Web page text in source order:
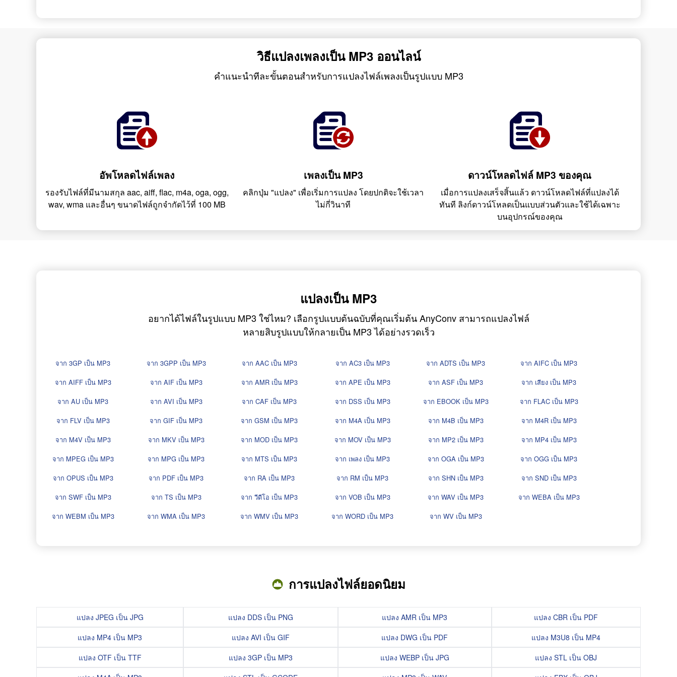
วิธีแปลงเพลงเป็น MP3 ออนไลน์
คำแนะนำทีละขั้นตอนสำหรับการแปลงไฟล์เพลงเป็นรูปแบบ MP3
อัพโหลดไฟล์เพลง
รองรับไฟล์ที่มีนามสกุล aac, aiff, flac, m4a, oga, ogg,
wav, wma และอื่นๆ ขนาดไฟล์ถูกจำกัดไว้ที่ 100 MB
เพลงเป็น MP3
คลิกปุ่ม "แปลง" เพื่อเริ่มการแปลง โดยปกติจะใช้เวลา
ไม่กี่วินาที
ดาวน์โหลดไฟล์ MP3 ของคุณ
เมื่อการแปลงเสร็จสิ้นแล้ว ดาวน์โหลดไฟล์ที่แปลงได้
ทันที ลิงก์ดาวน์โหลดเป็นแบบส่วนตัวและใช้ได้เฉพาะ
บนอุปกรณ์ของคุณ
แปลงเป็น MP3
อยากได้ไฟล์ในรูปแบบ MP3 ใช่ไหม? เลือกรูปแบบต้นฉบับที่คุณเริ่มต้น AnyConv สามารถแปลงไฟล์
หลายสิบรูปแบบให้กลายเป็น MP3 ได้อย่างรวดเร็ว
จาก 3GP เป็น MP3 จาก 3GPP เป็น MP3 จาก AAC เป็น MP3 จาก AC3 เป็น MP3 จาก ADTS เป็น MP3
จาก AIFC เป็น MP3
จาก AIFF เป็น MP3
จาก AIF เป็น MP3 จาก AMR เป็น MP3 จาก APE เป็น MP3 จาก ASF เป็น MP3
จาก เสียง เป็น MP3
จาก AU เป็น MP3
จาก AVI เป็น MP3 จาก CAF เป็น MP3 จาก DSS เป็น MP3 จาก EBOOK เป็น MP3
จาก FLAC เป็น MP3
จาก FLV เป็น MP3
จาก GIF เป็น MP3 จาก GSM เป็น MP3 จาก M4A เป็น MP3 จาก M4B เป็น MP3
จาก M4R เป็น MP3
จาก M4V เป็น MP3
จาก MKV เป็น MP3 จาก MOD เป็น MP3 จาก MOV เป็น MP3 จาก MP2 เป็น MP3
จาก MP4 เป็น MP3
จาก MPEG เป็น MP3
จาก MPG เป็น MP3 จาก MTS เป็น MP3 จาก เพลง เป็น MP3 จาก OGA เป็น MP3
จาก OGG เป็น MP3
จาก OPUS เป็น MP3
จาก PDF เป็น MP3 จาก RA เป็น MP3 จาก RM เป็น MP3 จาก SHN เป็น MP3
จาก SND เป็น MP3
จาก SWF เป็น MP3
จาก TS เป็น MP3 จาก วีดีโอ เป็น MP3 จาก VOB เป็น MP3 จาก WAV เป็น MP3
จาก WEBA เป็น MP3
จาก WEBM เป็น MP3
จาก WMA เป็น MP3 จาก WMV เป็น MP3 จาก WORD เป็น MP3 จาก WV เป็น MP3
การแปลงไฟล์ยอดนิยม
แปลง JPEG เป็น JPG
แปลง MP4 เป็น MP3
แปลง OTF เป็น TTF
แปลง DDS เป็น PNG
แปลง AVI เป็น GIF
แปลง 3GP เป็น MP3
แปลง AMR เป็น MP3
แปลง DWG เป็น PDF
แปลง WEBP เป็น JPG
แปลง CBR เป็น PDF
แปลง M3U8 เป็น MP4
แปลง STL เป็น OBJ